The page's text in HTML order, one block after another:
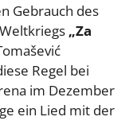
Gebrauch des
„Za
Regel bei
im Dezember
ein Lied mit der